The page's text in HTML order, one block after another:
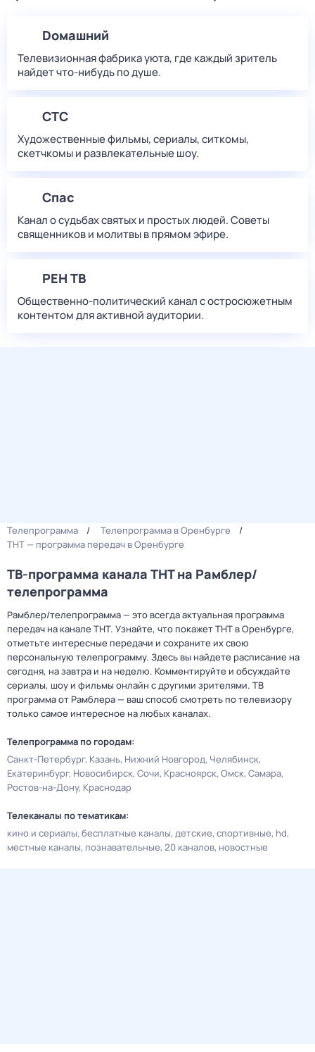
Dомашний
Телевизионная фабрика уюта, где каждый зритель
найдет что‑нибудь по душе.
СТС
Художественные фильмы, сериалы, ситкомы,
скетчкомы и развлекательные шоу.
Спас
Канал о судьбах святых и простых людей. Советы
священников и молитвы в прямом эфире.
РЕН ТВ
Общественно-политический канал с остросюжетным
контентом для активной аудитории.
Телепрограмма
Телепрограмма в Оренбурге
ТНТ — программа передач в Оренбурге
ТВ-программа канала ТНТ на Рамблер/
телепрограмма
Рамблер/телепрограмма — это всегда актуальная программа
передач на канале ТНТ. Узнайте, что покажет ТНТ в Оренбурге,
отметьте интересные передачи и сохраните их свою
персональную телепрограмму. Здесь вы найдете расписание на
сегодня, на завтра и на неделю. Комментируйте и обсуждайте
сериалы, шоу и фильмы онлайн с другими зрителями. ТВ
программа от Рамблера — ваш способ смотреть по телевизору
только самое интересное на любых каналах.
Телепрограмма по городам:
Санкт-Петербург Казань Нижний Новгород Челябинск
Екатеринбург Новосибирск Сочи Красноярск Омск Самара
Ростов-на-Дону Краснодар
Телеканалы по тематикам:
кино и сериалы бесплатные каналы детские спортивные hd
местные каналы познавательные 20 каналов новостные